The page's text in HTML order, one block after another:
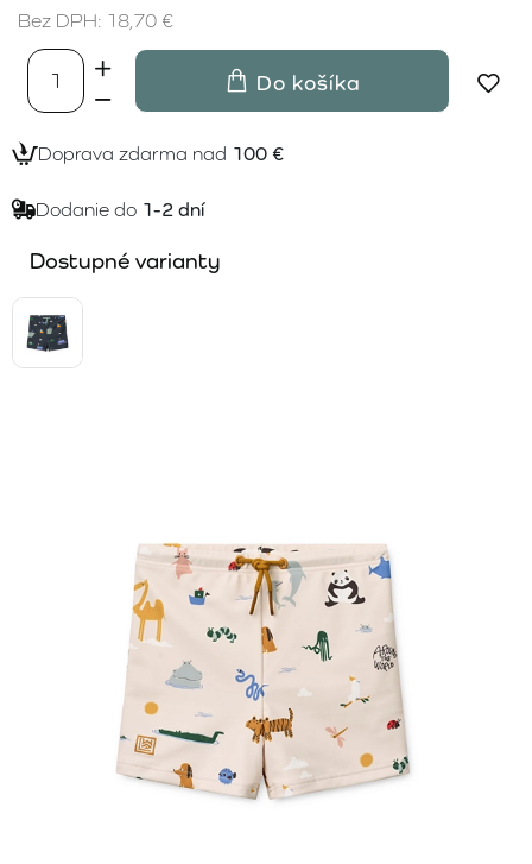
Bez DPH: 18,70 €
Do košíka
Doprava zdarma nad 100 €
Dodanie do 1-2 dní
Dostupné varianty